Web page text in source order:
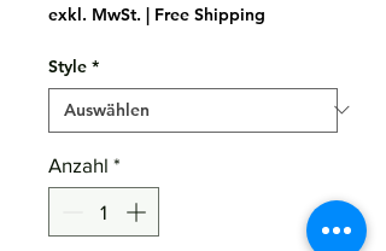
exkl. MwSt. | Free Shipping
Style *
Anzahl *